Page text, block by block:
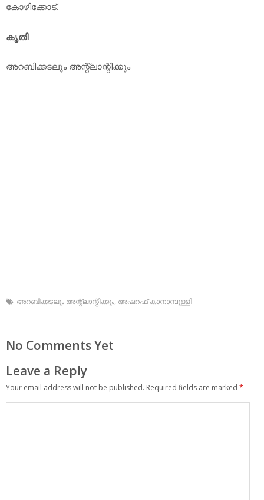
കോഴിക്കോട്.
കൃതി
അറബിക്കടലും അന്റ്‌ലാന്റിക്കും
അറബിക്കടലും അന്റ്‌ലാന്റിക്കും, അഷറഫ് കാനാമ്പുള്ളി
No Comments Yet
Leave a Reply
Your email address will not be published. Required fields are marked *